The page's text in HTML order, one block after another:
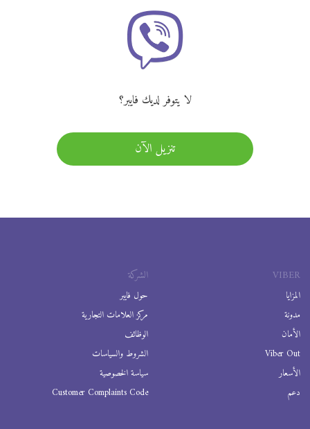
لا يتوفر لديك فايبر؟
تنزيل الآن
VIBER
المزايا
مدونة
الأمان
Viber Out
الأسعار
دعم
الشركة
حول فايبر
مركز العلامات التجارية
الوظائف
الشروط والسياسات
سياسة الخصوصية
Customer Complaints Code